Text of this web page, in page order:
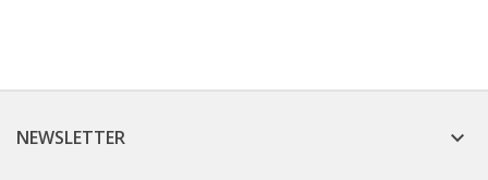
NEWSLETTER 